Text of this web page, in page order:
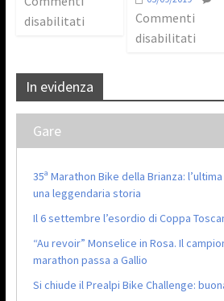
disabilitati
Commenti
disabilitati
In evidenza
Gare
35ª Marathon Bike della Brianza:
una leggendaria storia
Il 6 settembre l’esordio di Coppa
“Au revoir” Monselice in Rosa. Il
marathon passa a Gallio
Si chiude il Prealpi Bike Challenge: